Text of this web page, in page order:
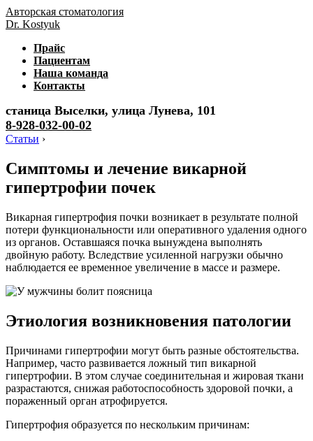
Авторская стоматология
Dr. Kostyuk
Прайс
Пациентам
Наша команда
Контакты
станица Выселки, улица Лунева, 101
8-928-032-00-02
Статьи ›
Симптомы и лечение викарной
гипертрофии почек
Викарная гипертрофия почки возникает в результате полной
потери функциональности или оперативного удаления одного
из органов. Оставшаяся почка вынуждена выполнять
двойную работу. Вследствие усиленной нагрузки обычно
наблюдается ее временное увеличение в массе и размере.
Этиология возникновения патологии
Причинами гипертрофии могут быть разные обстоятельства.
Например, часто развивается ложный тип викарной
гипертрофии. В этом случае соединительная и жировая ткани
разрастаются, снижая работоспособность здоровой почки, а
пораженный орган атрофируется.
Гипертрофия образуется по нескольким причинам: